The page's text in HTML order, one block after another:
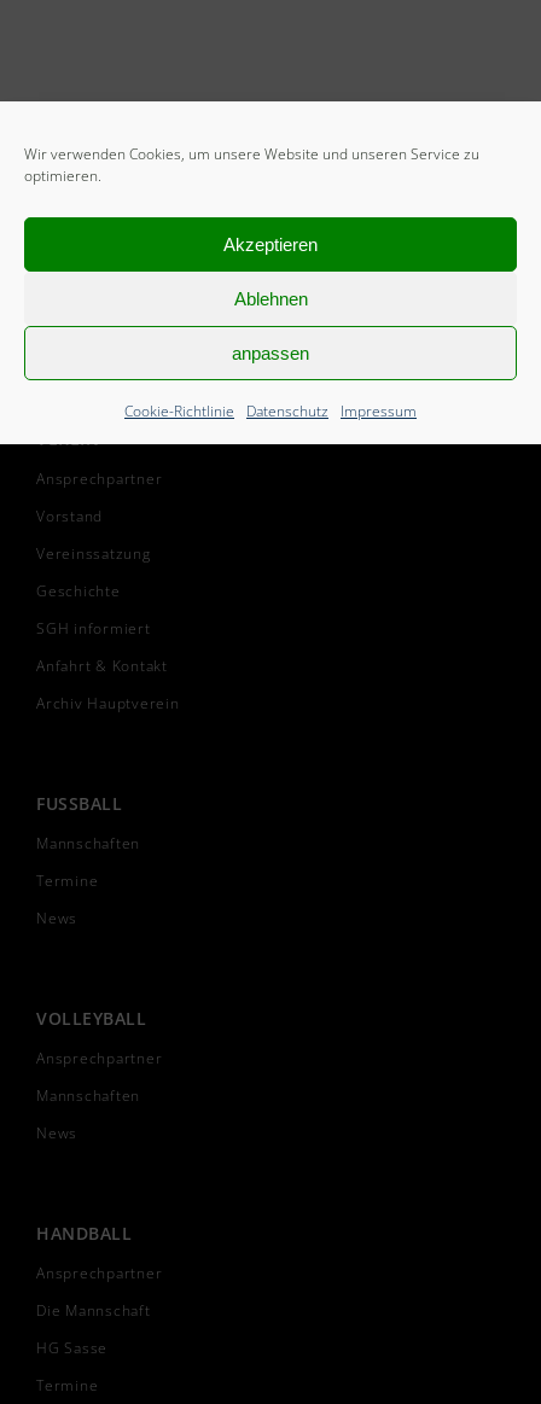
Wir verwenden Cookies, um unsere Website und unseren Service zu
optimieren.
Akzeptieren
Ablehnen
anpassen
Cookie-Richtlinie Datenschutz Impressum
START
VEREIN
Ansprechpartner
Vorstand
Vereinssatzung
Geschichte
SGH informiert
Anfahrt & Kontakt
Archiv Hauptverein
FUSSBALL
Mannschaften
Termine
News
VOLLEYBALL
Ansprechpartner
Mannschaften
News
HANDBALL
Ansprechpartner
Die Mannschaft
HG Sasse
Termine